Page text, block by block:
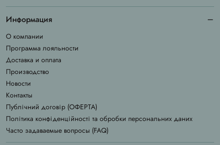
Информация
О компании
Программа лояльности
Доставка и оплата
Производство
Новости
Контакты
Публічний договір (ОФЕРТА)
Політика конфіденційності та обробки персональних даних
Часто задаваемые вопросы (FAQ)